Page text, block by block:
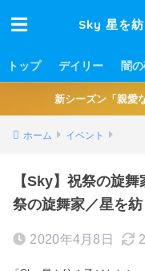
Sky 星を
トップ デイリー 闇
新シーズン「親愛
ホーム イベント
【Sky】祝祭の旋
祭の旋舞家／星を紡
2020年4月8日